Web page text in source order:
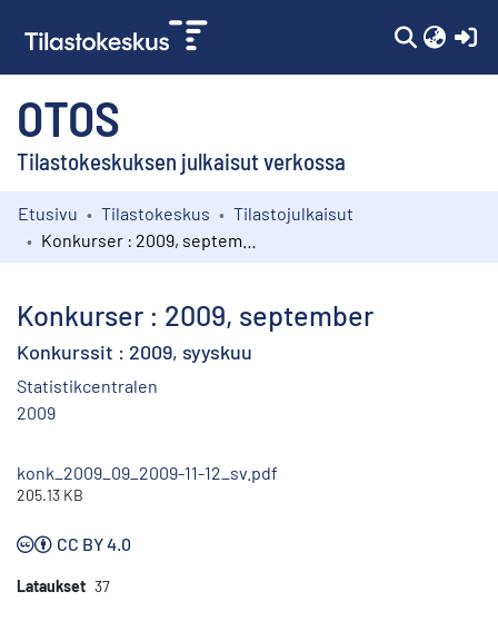
OTOS
Tilastokeskuksen julkaisut verkossa
Kokoelmat
Etusivu Tilastokeskus
Tilastojulkaisut
Konkurser : 2009, september
Konkurssit : 2009, syyskuu
Statistikcentralen
2009
konk_2009_09_2009-11-12_sv.pdf
205.13 KB
CC BY 4.0
Lataukset 37